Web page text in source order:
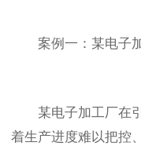
案例一：某电子
某电子加工厂在引
着生产进度难以把控